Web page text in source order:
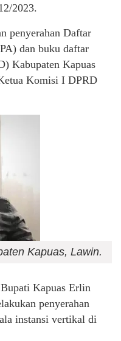
2023.
penyerahan Daftar
dan buku daftar
Kabupaten Kapuas
Komisi I DPRD
Kapuas, Lawin.
Kapuas Erlin
penyerahan
instansi vertikal di